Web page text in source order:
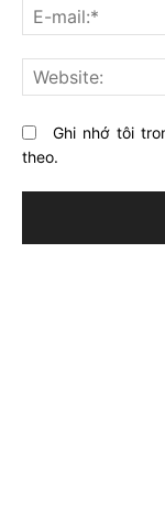
bài
viết
này?
Ghi nhớ tôi
theo.